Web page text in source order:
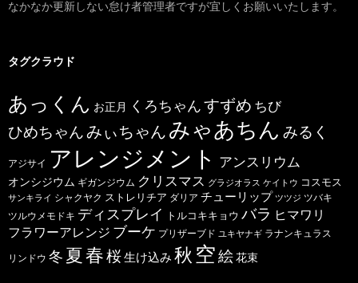
なかなか更新しない怠け者管理者ですが宜しくお願いいたします。
タグクラウド
あっくん お正月 くろちゃんすずめ ちび
ひめちゃんみぃちゃん みゃあちん みるく
アジサイ アレンジメント アンスリウム
オンシジウム ギガンジウム クリスマス グラジオラス ケイトウ コスモス
サンキライ シャクヤク ストレリチア ダリア チューリップ ツツジ ツバキ
ツルウメモドキ ディスプレイ トルコキキョウ バラ ヒマワリ
フラワーアレンジ ブーケ プリザーブド ユキヤナギ ラナンキュラス
リンドウ 冬 夏春桜生け込み 秋 空絵花束